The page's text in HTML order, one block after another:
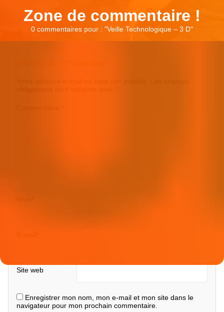
Zone de commentaire !
0 commentaires pour : "Veille Technologique – 3 D"
Site web
Enregistrer mon nom, mon e-mail et mon site dans le
navigateur pour mon prochain commentaire.